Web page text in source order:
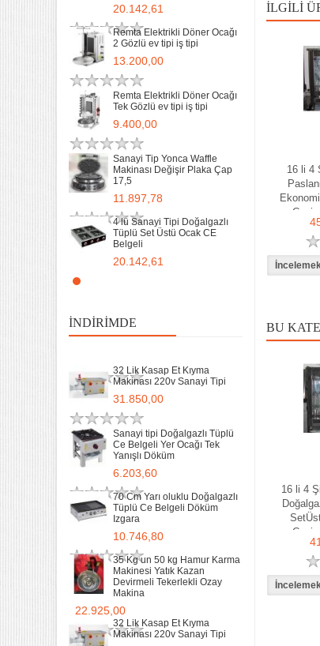
20.142,61
Remta Elektrikli Döner Ocağı
2 Gözlü ev tipi iş tipi
13.200,00
Remta Elektrikli Döner Ocağı
Tek Gözlü ev tipi iş tipi
9.400,00
Sanayi Tip Yonca Waffle
Makinası Değişir Plaka Çap
17,5
11.897,78
4 lü Sanayi Tipi Doğalgazlı
Tüplü Set Üstü Ocak CE
Belgeli
20.142,61
9.400,00
Sanayi Tip Yonca Waffle
Makinası Değişir Plaka Çap
17,5
11.897,78
İNDIRIMDE
32 Lik Kasap Et Kıyma
Makinası 220v Sanayi Tipi
31.850,00
Sanayi tipi Doğalgazlı Tüplü
Ce Belgeli Yer Ocağı Tek
Yanışlı Döküm
6.203,60
70 Cm Yarı oluklu Doğalgazlı
Tüplü Ce Belgeli Döküm
Izgara
Makinesi Yatık Kazan
Devirmeli Tekerlekli Ozay
32 Lik Kasap Et Kıyma
Makinası 220v Sanayi Tipi
31.850,00
Sanayi tipi Doğalgazlı Tüplü
Ce Belgeli Yer Ocağı Tek
Yanışlı Döküm
6.203,60
70 Cm Yarı oluklu Doğalgazlı
Tüplü Ce Belgeli Döküm
Izgara
10.746,80
35 Kg un 50 kg Hamur Karma
Makinesi Yatık Kazan
Devirmeli Tekerlekli Ozay
Makina
22.925,00
32 Lik Kasap Et Kıyma
Makinası 220v Sanayi Tipi
İLGILI
16 li 4
BU
16 li 4